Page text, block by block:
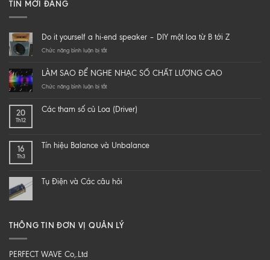
TIN MỚI ĐĂNG
Do it yourself a hi-end speaker – DIY một loa từ B tới Z
Chức năng bình luận bị tắtở
yourself
a
speaker
loa
Z
LÀM SAO ĐỂ NGHE NHẠC SỐ CHẤT LƯỢNG CAO
Chức năng bình luận bị tắtở
ĐỂ
CHẤT
20
Th12
Các tham số củ Loa (Driver)
16
Th3
Tín hiệu Balance và Unbalance
Tụ Điện và Các câu hỏi
THÔNG TIN ĐƠN VỊ QUẢN LÝ
PERFECT WAVE Co,.Ltd